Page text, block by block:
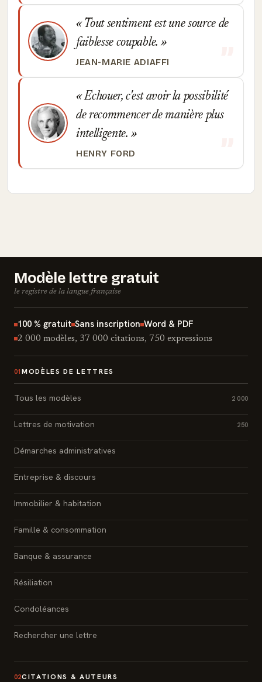
Tout sentiment est une source de
faiblesse coupable.
JEAN-MARIE ADIAFFI
Echouer, c'est avoir la possibilité
de recommencer de manière plus
intelligente.
HENRY FORD
Modèle lettre gratuit
le registre de la langue française
100 % gratuit Sans inscription Word & PDF
2 000 modèles, 37 000 citations, 750 expressions
01 MODÈLES DE LETTRES
Tous les modèles 2 000
Lettres de motivation 250
Démarches administratives
Entreprise & discours
Immobilier & habitation
Famille & consommation
Banque & assurance
Résiliation
Condoléances
Rechercher une lettre
02CITATIONS & AUTEURS